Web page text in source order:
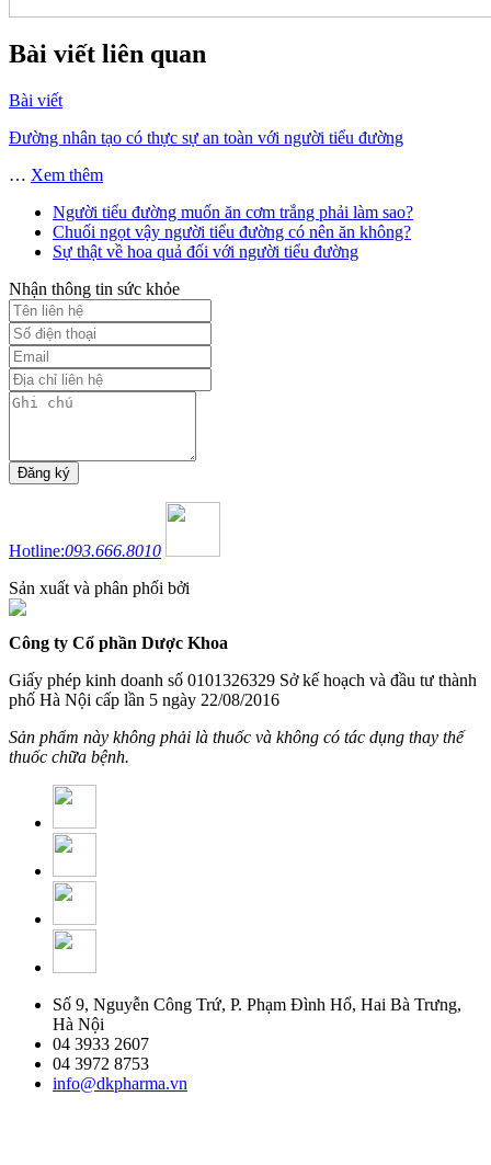
Bài viết liên quan
Bài viết
Đường nhân tạo có thực sự an toàn với người tiểu đường
… Xem thêm
Người tiểu đường muốn ăn cơm trắng phải làm sao?
Chuối ngọt vậy người tiểu đường có nên ăn không?
Sự thật về hoa quả đối với người tiểu đường
Nhận thông tin sức khỏe
Hotline:093.666.8010
Sản xuất và phân phối bởi
Công ty Cổ phần Dược Khoa
Giấy phép kinh doanh số 0101326329 Sở kế hoạch và đầu tư thành
phố Hà Nội cấp lần 5 ngày 22/08/2016
Sản phẩm này không phải là thuốc và không có tác dụng thay thế
thuốc chữa bệnh.
Số 9, Nguyễn Công Trứ, P. Phạm Đình Hổ, Hai Bà Trưng,
Hà Nội
04 3933 2607
04 3972 8753
info@dkpharma.vn